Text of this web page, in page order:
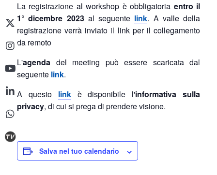
La registrazione al workshop è obbligatoria entro il
1° dicembre 2023al seguente link. A valle della
registrazione verrà inviato il link per il collegamento
da remoto
L'agenda del meeting può essere scaricata dal
seguente link.
A questo linkè disponibile l'informativa sulla
privacy, di cui si prega di prendere visione.
Salva nel tuo calendario